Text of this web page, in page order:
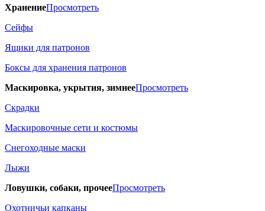
ХранениеПросмотреть
Сейфы
Ящики для патронов
Боксы для хранения патронов
Маскировка, укрытия, зимнееПросмотреть
Скрадки
Маскировочные сети и костюмы
Снегоходные маски
Лыжи
Ловушки, собаки, прочееПросмотреть
Охотничьи капканы